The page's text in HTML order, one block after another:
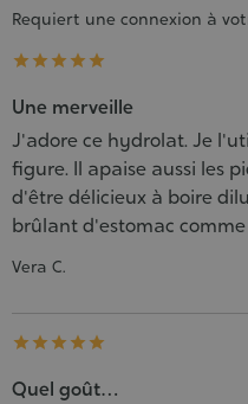
Requiert une connexion à
    
Une merveille
J'adore ce hydrolat. Je
figure. Il apaise aussi les
d'être délicieux à boire
brûlant d'estomac
Vera C.
    
Quel goût…